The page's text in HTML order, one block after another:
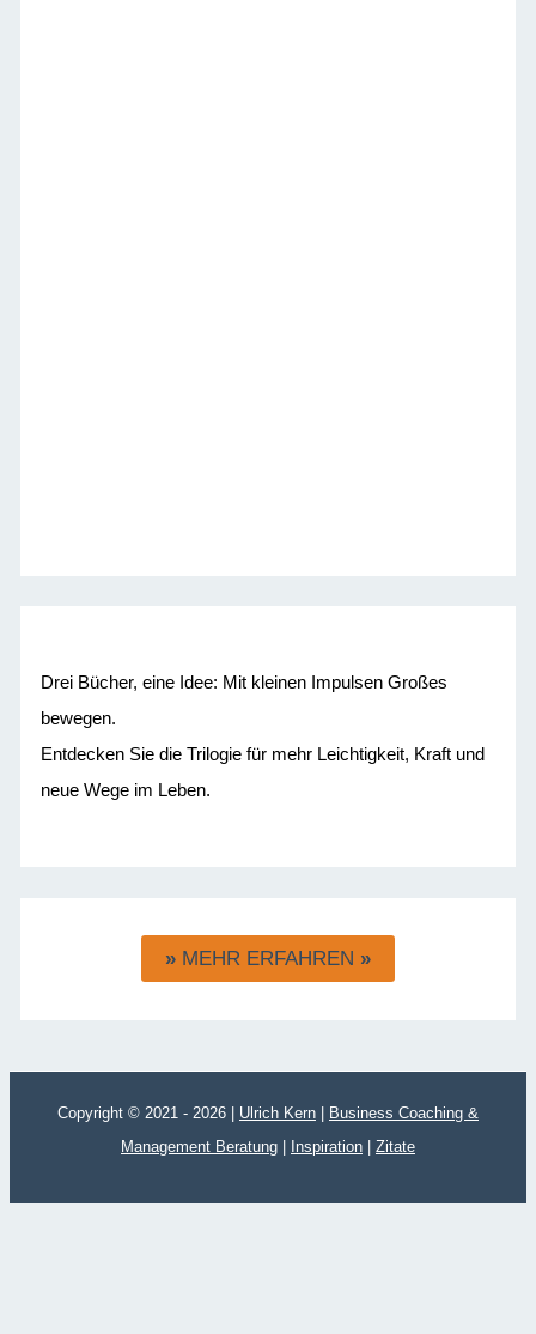
Drei Bücher, eine Idee: Mit kleinen Impulsen Großes
bewegen.
Entdecken Sie die Trilogie für mehr Leichtigkeit, Kraft und
neue Wege im Leben.
» MEHR ERFAHREN »
Copyright © 2021 - 2026 | Ulrich Kern
Business Coaching &
Management Beratung
Inspiration Zitate